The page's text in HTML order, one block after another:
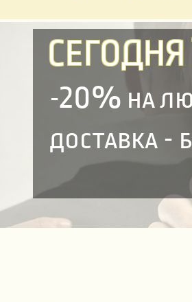
СЕГОДНЯ
-20% на
доставка -